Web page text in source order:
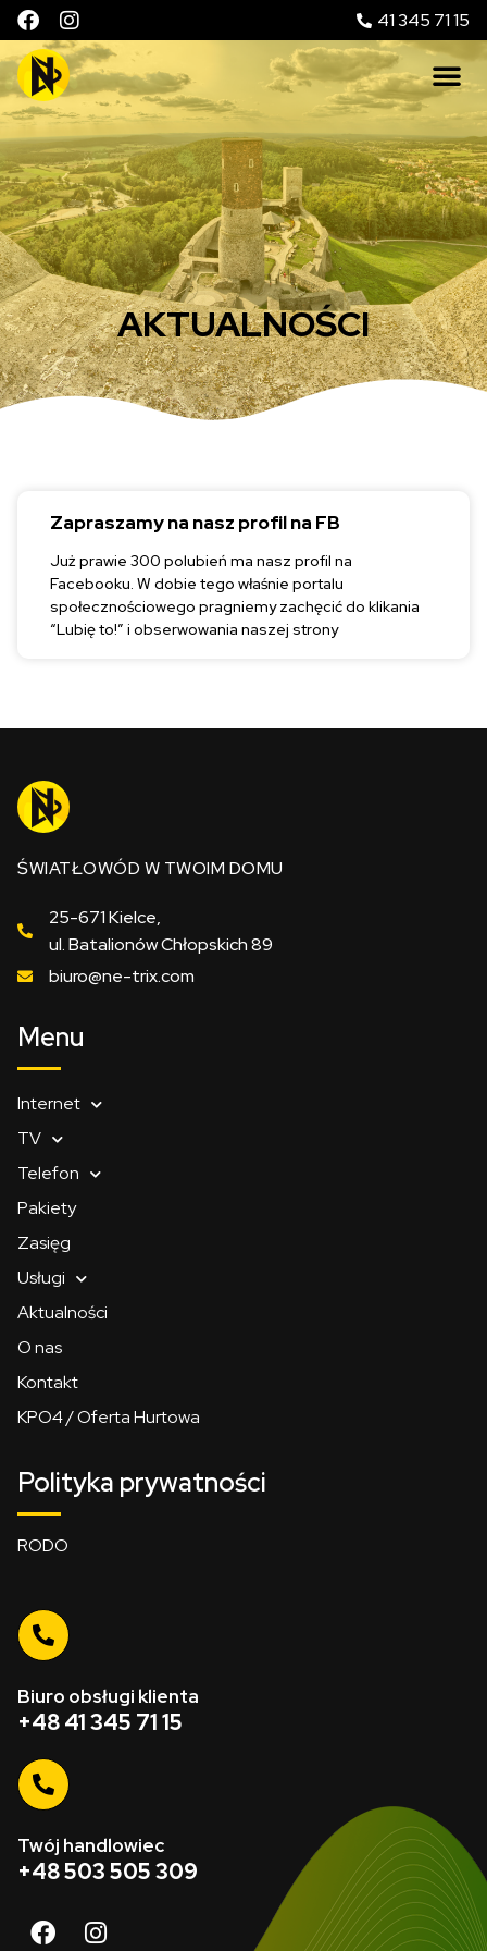
41 345 71 15
AKTUALNOŚCI
Zapraszamy na nasz profil na FB
Już prawie 300 polubień ma nasz profil na
Facebooku. W dobie tego właśnie portalu
społecznościowego pragniemy zachęcić do klikania
“Lubię to!” i obserwowania naszej strony
ŚWIATŁOWÓD W TWOIM DOMU
25-671 Kielce,
ul. Batalionów Chłopskich 89
biuro@ne-trix.com
Menu
Internet
TV
Telefon
Pakiety
Zasięg
Usługi
Aktualności
O nas
Kontakt
KPO4 / Oferta Hurtowa
Polityka prywatności
RODO
Biuro obsługi klienta
+48 41 345 71 15
Twój handlowiec
+48 503 505 309